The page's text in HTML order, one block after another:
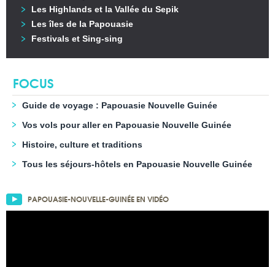
Les Highlands et la Vallée du Sepik
Les îles de la Papouasie
Festivals et Sing-sing
FOCUS
Guide de voyage : Papouasie Nouvelle Guinée
Vos vols pour aller en Papouasie Nouvelle Guinée
Histoire, culture et traditions
Tous les séjours-hôtels en Papouasie Nouvelle Guinée
PAPOUASIE-NOUVELLE-GUINÉE EN VIDÉO